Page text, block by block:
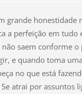
grande honestidade
a perfeição em tudo
não saem conforme o
e quando toma
no que está
atrai por assuntos